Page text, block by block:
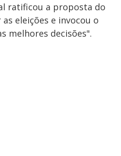
ratificou a proposta do
eleições e invocou o
melhores decisões".